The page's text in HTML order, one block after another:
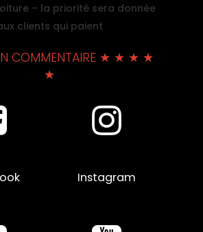
– la priorité sera donnée
clients qui paient
COMMENTAIRE ★ ★ ★ ★
★
Instagram